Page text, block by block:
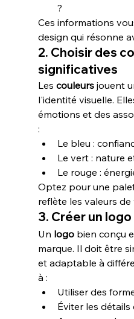
?
Ces informations
design qui résonne
2. Choisir des
significatives
Les couleurs jouent
l'identité visuelle.
émotions et des
:
Le bleu :
Le vert : nature
Le rouge :
Optez pour une
reflète les valeurs
3. Créer un
Un logo bien conçu
marque. Il doit être
et adaptable à
à :
Utiliser des
Éviter les détails